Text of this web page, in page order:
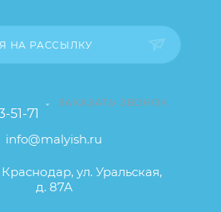
НА РАССЫЛКУ
51-71
ЗАКАЗАТЬ ЗВОНОК
info@malyish.ru
Краснодар, ул. Уральская,
д. 87А